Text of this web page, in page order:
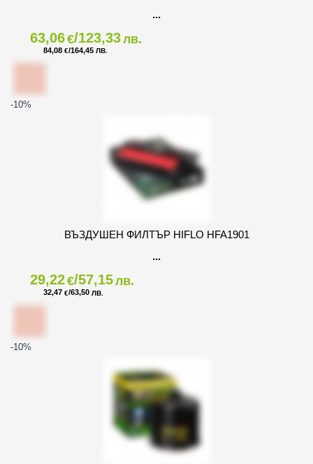
63,06€/123,33лв.
84,08 €/164,45 ЛВ.
-10%
ВЪЗДУШЕН ФИЛТЪР HIFLO HFA1901
29,22€/57,15лв.
32,47 €/63,50 ЛВ.
-10%